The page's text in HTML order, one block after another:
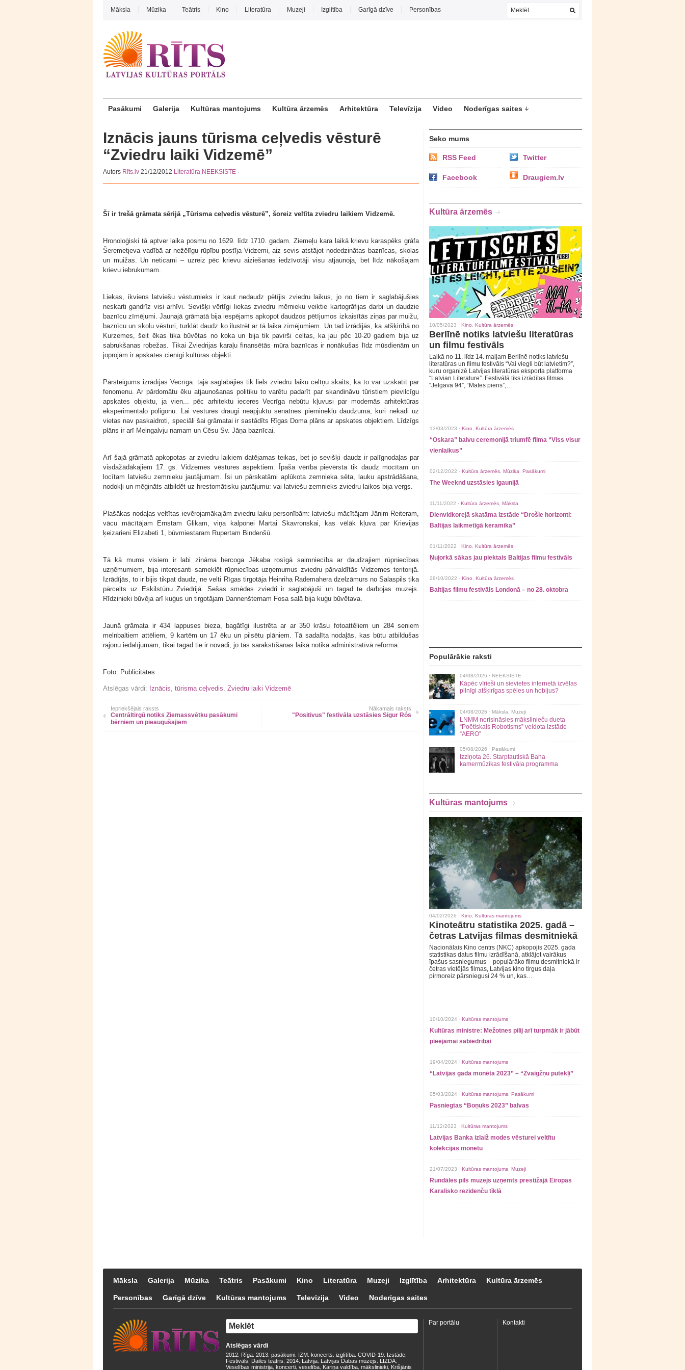
Māksla Mūzika Teātris Kino Literatūra Muzeji Izglītība Garīgā dzīve Personības
Pasākumi Galerija Kultūras mantojums Kultūra ārzemēs Arhitektūra Televīzija Video Noderīgas saites
Iznācis jauns tūrisma ceļvedis vēsturē
“Zviedru laiki Vidzemē”
Autors Rīts.lv 21/12/2012 Literatūra NEEKSISTE ·
Šī ir trešā grāmata sērijā „Tūrisma ceļvedis vēsturē”, šoreiz veltīta zviedru laikiem Vidzemē.
Hronoloģiski tā aptver laika posmu no 1629. līdz 1710. gadam. Ziemeļu kara laikā krievu karaspēks grāfa
Šeremetjeva vadībā ar nežēlīgu rūpību postīja Vidzemi, aiz sevis atstājot nodedzinātas baznīcas, skolas
un muižas. Un neticami – uzreiz pēc krievu aiziešanas iedzīvotāji visu atjaunoja, bet līdz nākošajam
krievu iebrukumam.
Liekas, ikviens latviešu vēsturnieks ir kaut nedaudz pētījis zviedru laikus, jo no tiem ir saglabājušies
neskarti gandrīz visi arhīvi. Sevišķi vērtīgi liekas zviedru mērnieku veiktie kartogrāfijas darbi un daudzie
baznīcu zīmējumi. Jaunajā grāmatā bija iespējams apkopot daudzos pētījumos izkaisītās ziņas par muižu,
baznīcu un skolu vēsturi, turklāt daudz ko ilustrēt ar tā laika zīmējumiem. Un tad izrādījās, ka atšķirībā no
Kurzemes, šeit ēkas tika būvētas no koka un bija tik pavirši celtas, ka jau pēc 10-20 gadiem bija uz
sabrukšanas robežas. Tikai Zviedrijas karaļu finansētās mūra baznīcas ir nonākušas līdz mūsdienām un
joprojām ir apskates cienīgi kultūras objekti.
Pārsteigums izrādījas Vecrīga: tajā saglabājies tik liels zviedru laiku celtņu skaits, ka to var uzskatīt par
fenomenu. Ar pārdomātu ēku atjaunošanas politiku to varētu padarīt par skandināvu tūristiem pievilcīgu
apskates objektu, ja vien... pēc arhitektu ieceres Vecrīga nebūtu kļuvusi par modernās arhitektūras
eksperimentālo poligonu. Lai vēstures draugi neapjuktu senatnes pieminekļu daudzumā, kuri nekādi uz
vietas nav paskaidroti, speciāli šai grāmatai ir sastādīts Rīgas Doma plāns ar apskates objektiem. Līdzīgs
plāns ir arī Melngalvju namam un Cēsu Sv. Jāņa baznīcai.
Arī šajā grāmatā apkopotas ar zviedru laikiem datējamas teikas, bet jo sevišķi daudz ir palīgnodaļas par
visdažādākajiem 17. gs. Vidzemes vēstures aspektiem. Īpaša vērība pievērsta tik daudz mocītam un
locītam latviešu zemnieku jautājumam. Īsi un pārskatāmi aplūkota zemnieka sēta, lauku apstrādāšana,
nodokļi un mēģināts atbildēt uz hrestomātisku jautājumu: vai latviešu zemnieks zviedru laikos bija vergs.
Plašākas nodaļas veltītas ievērojamākajām zviedru laiku personībām: latviešu mācītājam Jānim Reiteram,
vācu mācītājam Ernstam Glikam, viņa kalponei Martai Skavronskai, kas vēlāk kļuva par Krievijas
ķeizarieni Elizabeti 1, būvmiestaram Rupertam Bindenšū.
Tā kā mums visiem ir labi zināma hercoga Jēkaba rosīgā saimniecība ar daudzajiem rūpniecības
uzņēmumiem, bija interesanti sameklēt rūpniecības uzņemumus zviedru pārvaldītās Vidzemes teritorijā.
Izrādījās, to ir bijis tikpat daudz, ne velti Rīgas tirgotāja Heinriha Rademahera dzelzāmurs no Salaspils tika
pārcelts uz Eskilstūnu Zviedrijā. Sešas smēdes zviedri ir saglabājuši un tagad te darbojas muzejs.
Rīdzinieki būvēja arī kuģus un tirgotājam Dannenšternam Fosa salā bija kuģu būvētava.
Jaunā grāmata ir 434 lappuses bieza, bagātīgi ilustrēta ar ar 350 krāsu fotoattēliem un 284 seniem
melnbaltiem attēliem, 9 kartēm un 17 ēku un pilsētu plāniem. Tā sadalīta nodaļās, kas būtu atbildušas
rajonu iedalījumam, tikai tagad tie ir novadi, jo tās sarakstīšanas laikā notika administratīvā reforma.
Foto: Publicitātes
Atslēgas vārdi: Iznācis, tūrisma ceļvedis, Zviedru laiki Vidzemē
Iepriekšējais raksts
Centrāltirgū notiks Ziemassvētku pasākumi
bērniem un pieaugušajiem
Nākamais raksts
"Positivus" festivāla uzstāsies Sigur Rós
Seko mums
RSS Feed Twitter
Facebook Draugiem.lv
Kultūra ārzemēs
10/05/2023 · Kino Kultūra ārzemēs
Berlīnē notiks latviešu literatūras
un filmu festivāls
Laikā no 11. līdz 14. maijam Berlīnē notiks latviešu
literatūras un filmu festivāls “Vai viegli būt latvietim?”,
kuru organizē Latvijas literatūras eksporta platforma
“Latvian Literature”. Festivālā tiks izrādītas filmas
“Jelgava 94”, “Mātes piens”,…
13/03/2023 · Kino Kultūra ārzemēs
“Oskara” balvu ceremonijā triumfē filma “Viss visur
vienlaikus”
02/12/2022 · Kultūra ārzemēs Mūzika Pasākumi
The Weeknd uzstāsies Igaunijā
11/11/2022 · Kultūra ārzemēs Māksla
Dienvidkorejā skatāma izstāde “Drošie horizonti:
Baltijas laikmetīgā keramika”
01/11/2022 · Kino Kultūra ārzemēs
Ņujorkā sākas jau piektais Baltijas filmu festivāls
28/10/2022 · Kino Kultūra ārzemēs
Baltijas filmu festivāls Londonā – no 28. oktobra
Populārākie raksti
04/08/2026 · NEEKSISTE
Kāpēc vīrieši un sievietes internetā izvēlas
pilnīgi atšķirīgas spēles un hobijus?
04/08/2026 · Māksla Muzeji
LNMM norisināsies mākslinieču dueta
“Poētiskais Robotisms” veidota izstāde
“AERO”
05/08/2026 · Pasākumi
Izziņota 26. Starptautiskā Baha
kamermūzikas festivāla programma
Kultūras mantojums
04/02/2026 · Kino Kultūras mantojums
Kinoteātru statistika 2025. gadā –
četras Latvijas filmas desmitniekā
Nacionālais Kino centrs (NKC) apkopojis 2025. gada
statistikas datus filmu izrādīšanā, atklājot vairākus
īpašus sasniegumus – populārāko filmu desmitniekā ir
četras vietējās filmas, Latvijas kino tirgus daļa
pirmoreiz pārsniegusi 24 % un, kas…
10/10/2024 · Kultūras mantojums
Kultūras ministre: Mežotnes pilij arī turpmāk ir jābūt
pieejamai sabiedrībai
19/04/2024 · Kultūras mantojums
“Latvijas gada monēta 2023” – “Zvaigžņu putekļi”
05/03/2024 · Kultūras mantojums Pasākumi
Pasniegtas “Boņuks 2023” balvas
11/12/2023 · Kultūras mantojums
Latvijas Banka izlaiž modes vēsturei veltītu
kolekcijas monētu
21/07/2023 · Kultūras mantojums Muzeji
Rundāles pils muzejs uzņemts prestižajā Eiropas
Karalisko rezidenču tīklā
Māksla Galerija Mūzika Teātris Pasākumi Kino Literatūra Muzeji Izglītība Arhitektūra Kultūra ārzemēs
Personības Garīgā dzīve Kultūras mantojums Televīzija Video Noderīgas saites
Atslēgas vārdi
2012 Rīga 2013 pasākumi IZM koncerts izglītība COVID-19 Izstāde
Festivāls Dailes teātris 2014 Latvija Latvijas Dabas muzejs LIZDA
Veselības ministrija koncerti veselība Kariņa valdība mākslinieki Krišjānis
Par portālu Kontakti